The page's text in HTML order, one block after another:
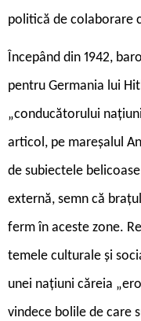
politică de colaborare
Începând din 1942,
pentru Germania lui
„conducătorului
articol, pe mareșalul
de subiectele
externă, semn că
ferm în aceste zone.
temele culturale și
unei națiuni căreia
vindece bolile de care